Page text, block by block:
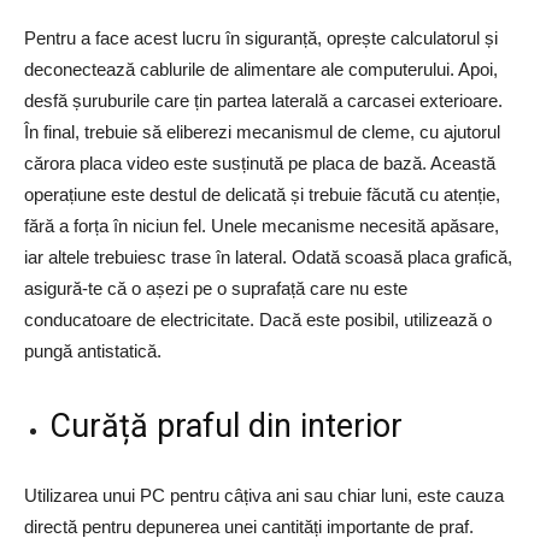
Pentru a face acest lucru în siguranță, oprește calculatorul și
deconectează cablurile de alimentare ale computerului. Apoi,
desfă șuruburile care țin partea laterală a carcasei exterioare.
În final, trebuie să eliberezi mecanismul de cleme, cu ajutorul
cărora placa video este susținută pe placa de bază. Această
operațiune este destul de delicată și trebuie făcută cu atenție,
fără a forța în niciun fel. Unele mecanisme necesită apăsare,
iar altele trebuiesc trase în lateral. Odată scoasă placa grafică,
asigură-te că o așezi pe o suprafață care nu este
conducatoare de electricitate. Dacă este posibil, utilizează o
pungă antistatică.
Curăță praful din interior
Utilizarea unui PC pentru câțiva ani sau chiar luni, este cauza
directă pentru depunerea unei cantități importante de praf.